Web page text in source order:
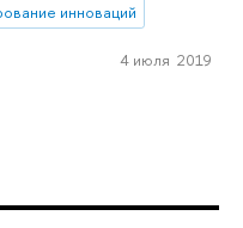
инноваций
4 июля 2019